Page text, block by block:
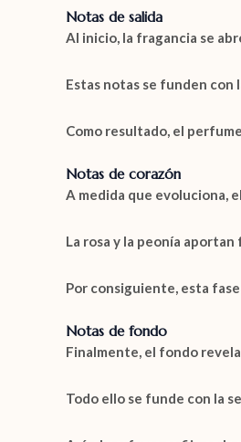
Notas de salida
Al inicio, la fragancia se
Estas notas se funden con
Como resultado, el
Notas de corazón
A medida que evoluciona,
La rosa y la peonía aportan
Por consiguiente, esta
Notas de fondo
Finalmente, el fondo
Todo ello se funde con la